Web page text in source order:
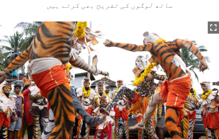
ساتھ لوگوں کی تفریح بھی کرتے ہیں